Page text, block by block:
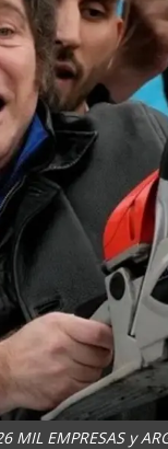
MIL EMPRESAS y